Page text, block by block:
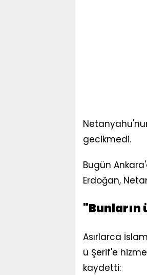
gecikmedi.
Bugün
Erdoğan,
"Bunların
Asırlarca
ü Şerif'e
kaydetti: